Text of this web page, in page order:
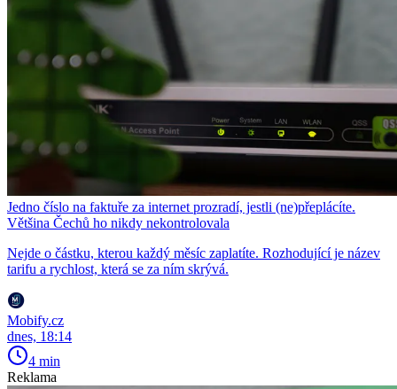
Jedno číslo na faktuře za internet prozradí, jestli (ne)přeplácíte.
Většina Čechů ho nikdy nekontrolovala
Nejde o částku, kterou každý měsíc zaplatíte. Rozhodující je název
tarifu a rychlost, která se za ním skrývá.
Mobify.cz
dnes, 18:14
4 min
Reklama